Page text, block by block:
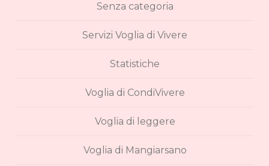
Senza categoria
Servizi Voglia di Vivere
Statistiche
Voglia di CondiVivere
Voglia di leggere
Voglia di Mangiarsano